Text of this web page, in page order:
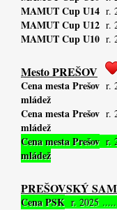
MAMUT Cup U14 r.
MAMUT Cup U12 r.
MAMUT Cup U10 r.
Mesto PREŠOV
Cena mesta Prešov r.
mládež
Cena mesta Prešov r.
mládež
Cena mesta Prešov r.
mládež
PREŠOVSKÝ
Cena PSK r. 2025